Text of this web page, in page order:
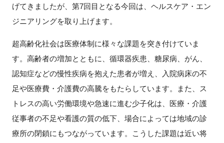
げてきましたが、第7回目となる今回は、ヘルスケア・エン
ジニアリングを取り上げます。
超高齢化社会は医療体制に様々な課題を突き付けていま
す。高齢者の増加とともに、循環器疾患、糖尿病、がん、
認知症などの慢性疾病を抱えた患者が増え、入院病床の不
足や医療費・介護費の高騰をもたらしています。また、ス
トレスの高い労働環境や急速に進む少子化は、医療・介護
従事者の不足や看護の質の低下、場合によっては地域の診
療所の閉鎖にもつながっています。こうした課題は近い将